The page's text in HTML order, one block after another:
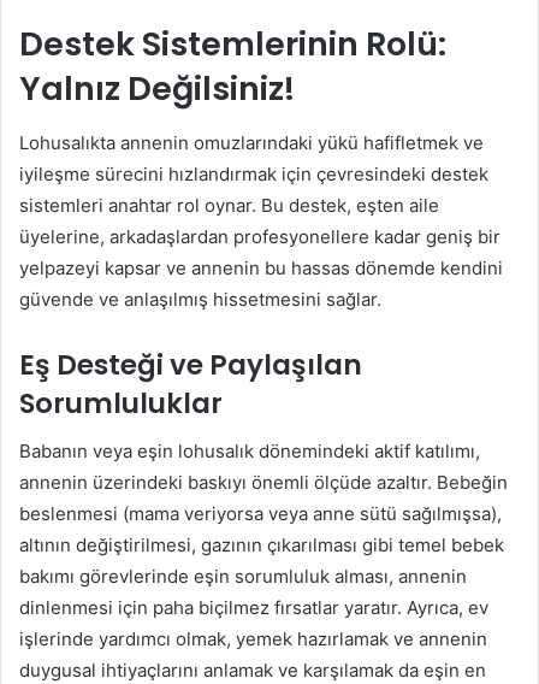
Destek Sistemlerinin Rolü:
Yalnız Değilsiniz!
Lohusalıkta annenin omuzlarındaki yükü hafifletmek ve
iyileşme sürecini hızlandırmak için çevresindeki destek
sistemleri anahtar rol oynar. Bu destek, eşten aile
üyelerine, arkadaşlardan profesyonellere kadar geniş bir
yelpazeyi kapsar ve annenin bu hassas dönemde kendini
güvende ve anlaşılmış hissetmesini sağlar.
Eş Desteği ve Paylaşılan
Sorumluluklar
Babanın veya eşin lohusalık dönemindeki aktif katılımı,
annenin üzerindeki baskıyı önemli ölçüde azaltır. Bebeğin
beslenmesi (mama veriyorsa veya anne sütü sağılmışsa),
altının değiştirilmesi, gazının çıkarılması gibi temel bebek
bakımı görevlerinde eşin sorumluluk alması, annenin
dinlenmesi için paha biçilmez fırsatlar yaratır. Ayrıca, ev
işlerinde yardımcı olmak, yemek hazırlamak ve annenin
duygusal ihtiyaçlarını anlamak ve karşılamak da eşin en